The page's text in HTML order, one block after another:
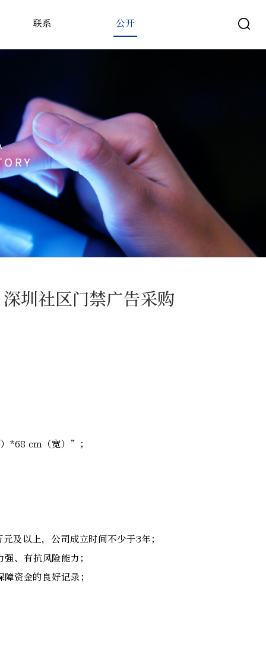
联系 公开
圳社区门禁广告采购
*68 cm（宽）”；
及以上，公司成立时间不少于3年；
、有抗风险能力；
资金的良好记录；